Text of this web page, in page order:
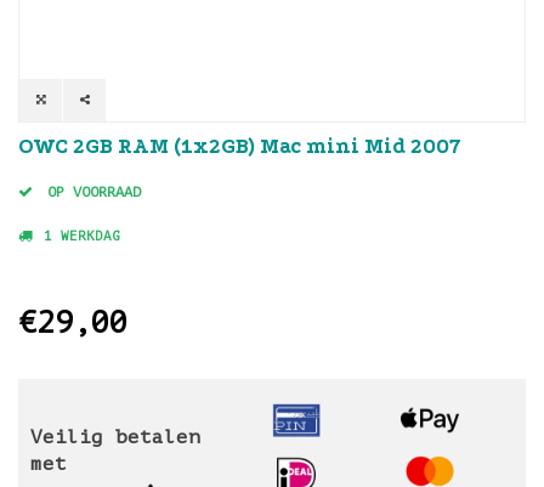
OWC 2GB RAM (1x2GB) Mac mini Mid 2007
OP VOORRAAD
1 WERKDAG
€29,00
Veilig betalen
met